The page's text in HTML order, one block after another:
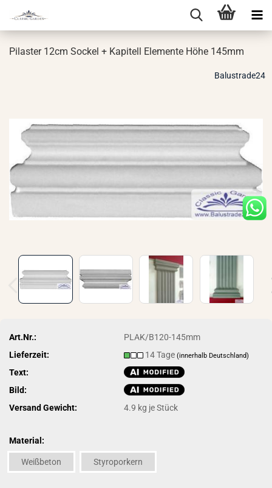
Pi­las­ter 12cm So­ckel + Ka­pi­tell Ele­men­te Höhe 145mm
Balustrade24
Art.Nr.:
PLAK/B120-145mm
Lieferzeit:
14 Tage(innerhalb Deutschland)
Text:
Bild:
Versand Gewicht:
4.9 kg je Stück
Material:
Weißbeton Styroporkern